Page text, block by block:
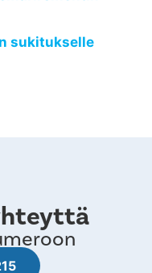
sukitukselle